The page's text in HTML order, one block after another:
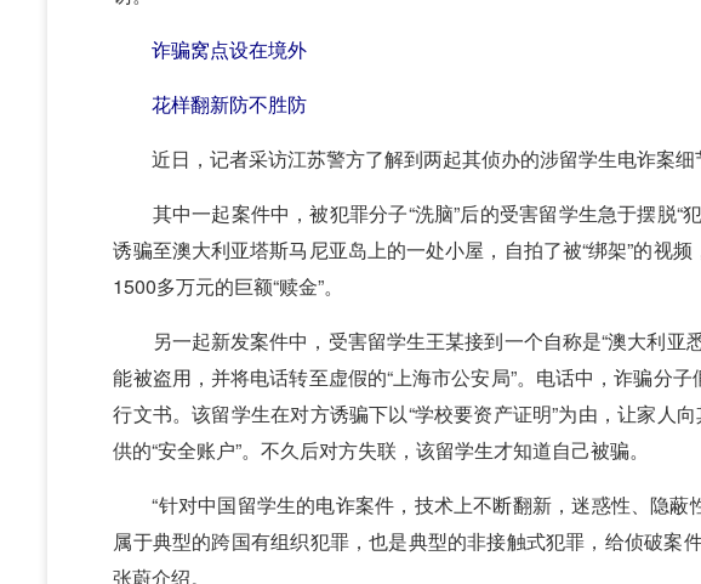
诈骗窝点设在境外
花样翻新防不胜防
近日，记者采访江苏警方了解到两起其侦办的涉留学生电诈案细
其中一起案件中，被犯罪分子“洗脑”后的受害留学生急于摆脱“
诱骗至澳大利亚塔斯马尼亚岛上的一处小屋，自拍了被“绑架”的视
1500多万元的巨额“赎金”。
另一起新发案件中，受害留学生王某接到一个自称是“澳大利亚
能被盗用，并将电话转至虚假的“上海市公安局”。电话中，诈骗分
行文书。该留学生在对方诱骗下以“学校要资产证明”为由，让家人
供的“安全账户”。不久后对方失联，该留学生才知道自己被骗。
“针对中国留学生的电诈案件，技术上不断翻新，迷惑性、隐蔽
属于典型的跨国有组织犯罪，也是典型的非接触式犯罪，给侦破案
张蔚介绍。